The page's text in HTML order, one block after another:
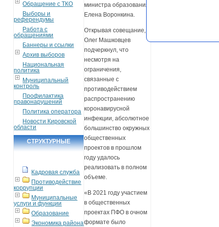
Обращение с ТКО
Выборы и
референдумы
Работа с
обращениями
Баннеры и ссылки
Архив выборов
Национальная
политика
Муниципальный
контроль
Профилактика
правонарушений
Политика оператора
Новости Кировской
области
СТРУКТУРНЫЕ
Кадровая служба
Противодействие
коррупции
Муниципальные
услуги и функции
Образование
Экономика района
министра образования
Елена Воронкина.
Открывая совещание,
Олег Машковцев
подчеркнул, что
несмотря на
ограничения,
связанные с
противодействием
распространению
коронавирусной
инфекции, абсолютное
большинство окружных
общественных
проектов в прошлом
году удалось
реализовать в полном
объеме.
«В 2021 году участием
в общественных
проектах ПФО в очном
формате было